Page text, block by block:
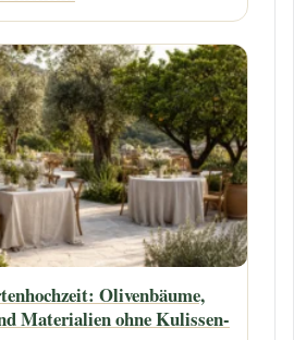
Olivenbäume,
Materialien ohne Kulissen-